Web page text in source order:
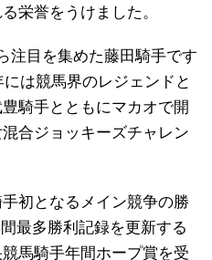
栄誉をうけました。
注目を集めた藤田騎手です
は競馬界のレジェンドと
騎手とともにマカオで開
合ジョッキーズチャレン
初となるメイン競争の勝
最多勝利記録を更新する
馬騎手年間ホープ賞を受